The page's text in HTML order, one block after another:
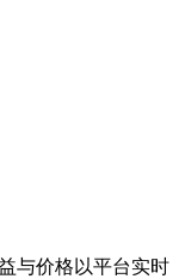
与价格以平台实时